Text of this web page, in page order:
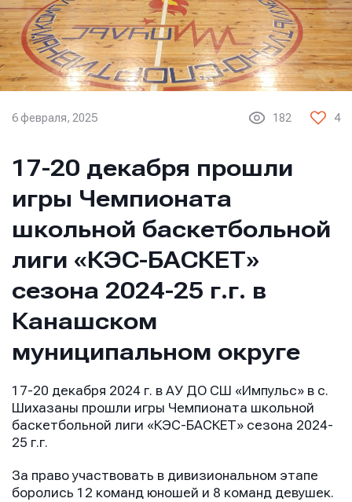
6 февраля, 2025 182 4
17-20 декабря прошли
игры Чемпионата
школьной баскетбольной
лиги «КЭС-БАСКЕТ»
сезона 2024-25 г.г. в
Канашском
муниципальном округе
17-20 декабря 2024 г. в АУ ДО СШ «Импульс» в с.
Шихазаны прошли игры Чемпионата школьной
баскетбольной лиги «КЭС-БАСКЕТ» сезона 2024-
25 г.г.
За право участвовать в дивизиональном этапе
боролись 12 команд юношей и 8 команд девушек.